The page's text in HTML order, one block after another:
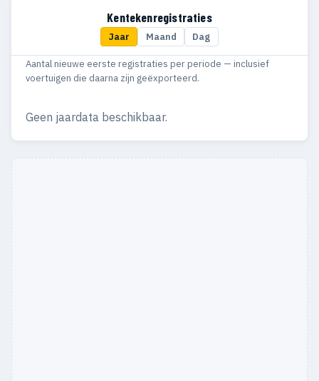
Kentekenregistraties
Jaar Maand Dag
Aantal nieuwe eerste registraties per periode — inclusief
voertuigen die daarna zijn geëxporteerd.
Geen jaardata beschikbaar.